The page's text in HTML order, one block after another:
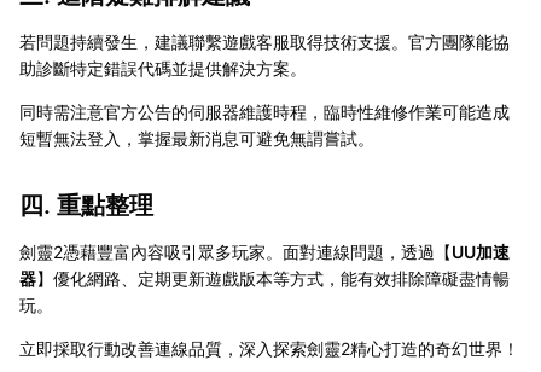
若問題持續發生，建議聯繫遊戲客服取得技術支援。官方團隊能協
助診斷特定錯誤代碼並提供解決方案。
同時需注意官方公告的伺服器維護時程，臨時性維修作業可能造成
短暫無法登入，掌握最新消息可避免無謂嘗試。
四. 重點整理
劍靈2憑藉豐富內容吸引眾多玩家。面對連線問題，透過【UU加速
器】優化網路、定期更新遊戲版本等方式，能有效排除障礙盡情暢
玩。
立即採取行動改善連線品質，深入探索劍靈2精心打造的奇幻世界！